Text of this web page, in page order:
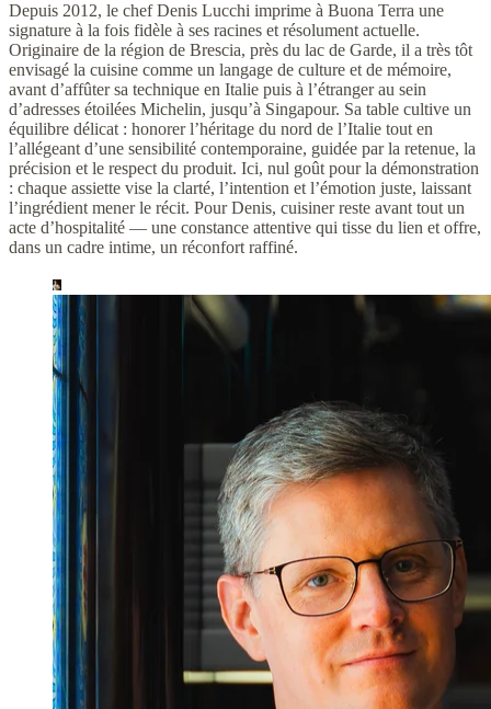
Depuis 2012, le chef Denis Lucchi imprime à Buona Terra une
signature à la fois fidèle à ses racines et résolument actuelle.
Originaire de la région de Brescia, près du lac de Garde, il a très tôt
envisagé la cuisine comme un langage de culture et de mémoire,
avant d’affûter sa technique en Italie puis à l’étranger au sein
d’adresses étoilées Michelin, jusqu’à Singapour. Sa table cultive un
équilibre délicat : honorer l’héritage du nord de l’Italie tout en
l’allégeant d’une sensibilité contemporaine, guidée par la retenue, la
précision et le respect du produit. Ici, nul goût pour la démonstration
: chaque assiette vise la clarté, l’intention et l’émotion juste, laissant
l’ingrédient mener le récit. Pour Denis, cuisiner reste avant tout un
acte d’hospitalité — une constance attentive qui tisse du lien et offre,
dans un cadre intime, un réconfort raffiné.